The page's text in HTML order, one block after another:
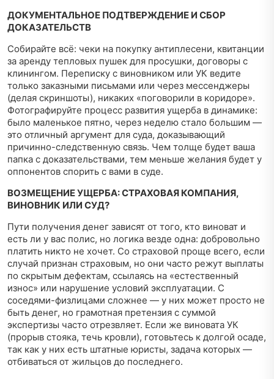
ДОКУМЕНТАЛЬНОЕ ПОДТВЕРЖДЕНИЕ И СБОР
ДОКАЗАТЕЛЬСТВ
Собирайте всё: чеки на покупку антиплесени, квитанции
за аренду тепловых пушек для просушки, договоры с
клинингом. Переписку с виновником или УК ведите
только заказными письмами или через мессенджеры
(делая скриншоты), никаких «поговорили в коридоре».
Фотографируйте процесс развития ущерба в динамике:
было маленькое пятно, через неделю стало большим —
это отличный аргумент для суда, доказывающий
причинно-следственную связь. Чем толще будет ваша
папка с доказательствами, тем меньше желания будет у
оппонентов спорить с вами в суде.
ВОЗМЕЩЕНИЕ УЩЕРБА: СТРАХОВАЯ КОМПАНИЯ,
ВИНОВНИК ИЛИ СУД?
Пути получения денег зависят от того, кто виноват и
есть ли у вас полис, но логика везде одна: добровольно
платить никто не хочет. Со страховой проще всего, если
случай признан страховым, но они часто режут выплаты
по скрытым дефектам, ссылаясь на «естественный
износ» или нарушение условий эксплуатации. С
соседями-физлицами сложнее — у них может просто не
быть денег, но грамотная претензия с суммой
экспертизы часто отрезвляет. Если же виновата УК
(прорыв стояка, течь кровли), готовьтесь к долгой осаде,
так как у них есть штатные юристы, задача которых —
отбиваться от жильцов до последнего.